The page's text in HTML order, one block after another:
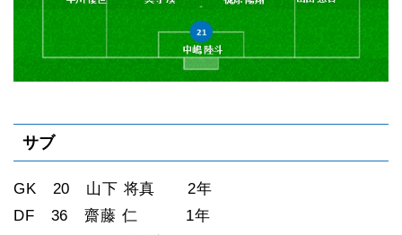
サブ
GK 20 山下 将真 2年
DF 36 齋藤 仁 1年